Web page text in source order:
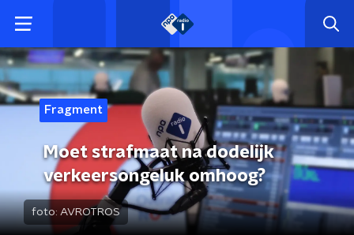
Fragment
Moet strafmaat na dodelijk
verkeersongeluk omhoog?
foto: AVROTROS